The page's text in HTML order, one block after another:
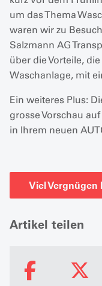
um das Thema
waren wir zu
Salzmann AG
über die Vorteile,
Waschanlage, mit
Ein weiteres Plus:
grosse Vorschau
in Ihrem neuen
Viel Vergnügen
Artikel teilen